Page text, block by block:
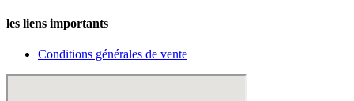
les liens importants
Conditions générales de vente